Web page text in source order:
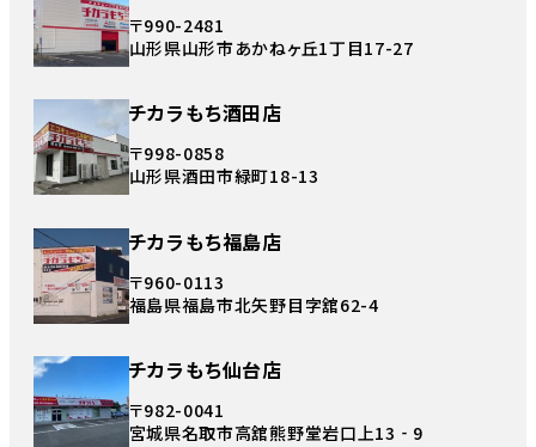
〒990-2481
山形県山形市あかねヶ丘1丁目17-27
チカラもち酒田店
〒998-0858
山形県酒田市緑町18-13
チカラもち福島店
〒960-0113
福島県福島市北矢野目字舘62-4
チカラもち仙台店
〒982-0041
宮城県名取市高舘熊野堂岩口上13‐9